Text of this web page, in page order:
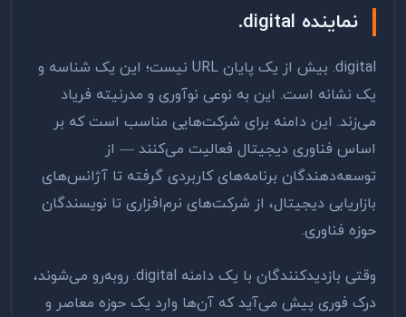
نماینده .digital
.digital بیش از یک پایان URL نیست؛ این یک شناسه و
یک نشانه است. این به نوعی نوآوری و مدرنیته فریاد
می‌زند. این دامنه برای شرکت‌هایی مناسب است که بر
اساس فناوری دیجیتال فعالیت می‌کنند — از
توسعه‌دهندگان برنامه‌های کاربردی گرفته تا آژانس‌های
بازاریابی دیجیتال، از شرکت‌های نرم‌افزاری تا نویسندگان
حوزه فناوری.
وقتی بازدیدکنندگان با یک دامنه .digital روبه‌رو می‌شوند،
درک فوری پیش می‌آید که آن‌ها وارد یک حوزه معاصر و